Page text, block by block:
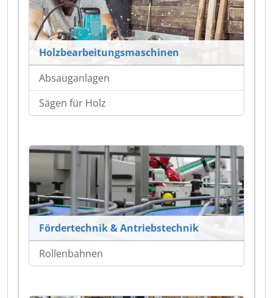
Holzbearbeitungsmaschinen
Absauganlagen
Sägen für Holz
Fördertechnik & Antriebstechnik
Rollenbahnen